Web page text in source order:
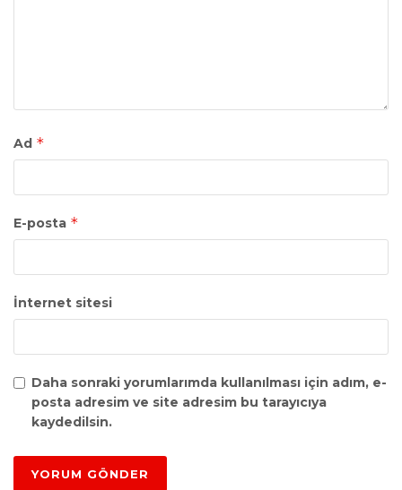
Ad *
E-posta *
İnternet sitesi
Daha sonraki yorumlarımda kullanılması için adım, e-
posta adresim ve site adresim bu tarayıcıya
kaydedilsin.